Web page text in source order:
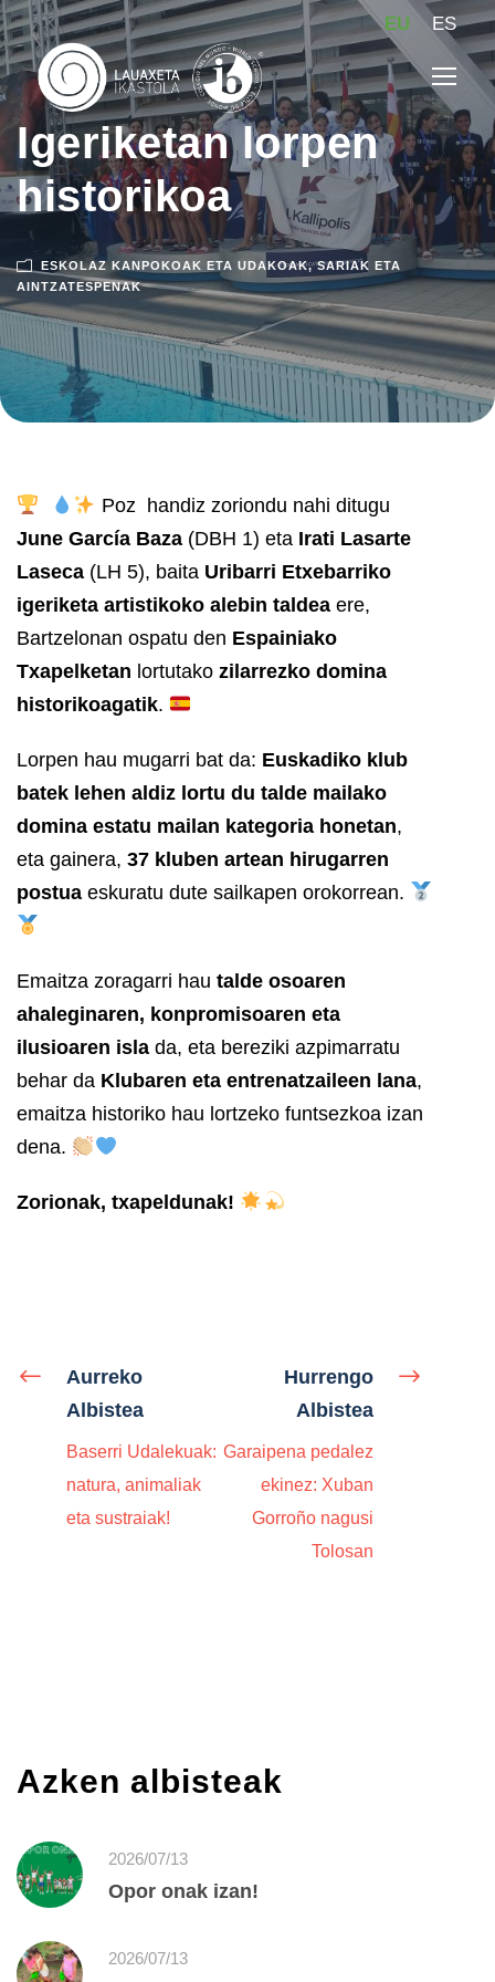
EU ES
Igeriketan lorpen
historikoa
ESKOLAZ KANPOKOAK ETA UDAKOAK, SARIAK ETA
AINTZATESPENAK
Poz handiz zoriondu nahi ditugu
June García Baza (DBH 1) eta Irati Lasarte
Laseca (LH 5), baita Uribarri Etxebarriko
igeriketa artistikoko alebin taldea ere,
Bartzelonan ospatu den Espainiako
Txapelketan lortutako zilarrezko domina
historikoagatik.
Lorpen hau mugarri bat da: Euskadiko klub
batek lehen aldiz lortu du talde mailako
domina estatu mailan kategoria honetan,
eta gainera, 37 kluben artean hirugarren
postua eskuratu dute sailkapen orokorrean.
Emaitza zoragarri hau talde osoaren
ahaleginaren, konpromisoaren eta
ilusioaren isla da, eta bereziki azpimarratu
behar da Klubaren eta entrenatzaileen lana,
emaitza historiko hau lortzeko funtsezkoa izan
dena.
Zorionak, txapeldunak!
Aurreko
Albistea
Baserri Udalekuak:
natura, animaliak
eta sustraiak!
Hurrengo
Albistea
Garaipena pedalez
ekinez: Xuban
Gorroño nagusi
Tolosan
Azken albisteak
2026/07/13
Opor onak izan!
2026/07/13